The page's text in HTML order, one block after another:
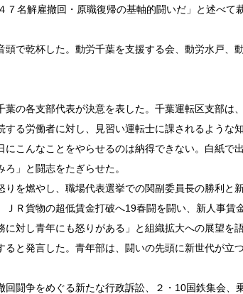
名解雇撤回・原職復帰の基軸的闘いだ」と述べて
で乾杯した。動労千葉を支援する会、動労水戸、
の各支部代表が決意を表した。千葉運転区支部は
る労働者に対し、見習い運転士に課されるような
こんなことをやらせるのは納得できない。白紙で出
」と闘志をたぎらせた。
を燃やし、職場代表選挙での関副委員長の勝利と
Ｒ貨物の超低賃金打破へ19春闘を闘い、新人事賃
対し青年にも怒りがある」と組織拡大への展望を
と発言した。青年部は、闘いの先頭に新世代が立
闘争をめぐる新たな行政訴訟、２・10国鉄集会、